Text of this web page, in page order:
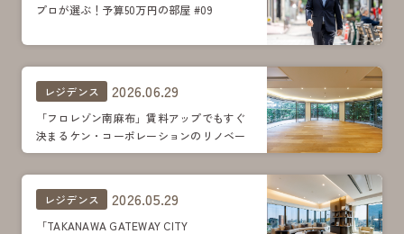
プロが選ぶ！予算50万円の部屋 #09
レジデンス 2026.06.29
「フロレゾン南麻布」賃料アップでもすぐ
決まるケン・コーポレーションのリノベー
ション。明るさ、広がりプラス遊び心がポ
イント
レジデンス
2026.05.29
「TAKANAWA GATEWAY CITY